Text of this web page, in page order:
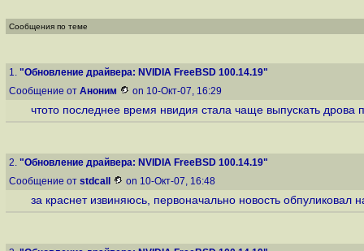
Сообщения по теме
1. "Обновление драйвера: NVIDIA FreeBSD 100.14.19"
Сообщение от Аноним on 10-Окт-07, 16:29
чтото последнее время нвидия стала чаще выпускать дрова
2. "Обновление драйвера: NVIDIA FreeBSD 100.14.19"
Сообщение от stdcall on 10-Окт-07, 16:48
за краснет извиняюсь, первоначально новость обпуликовал